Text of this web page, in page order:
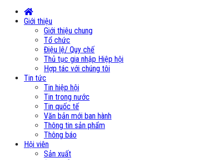
Giới thiệu
Giới thiệu chung
Tổ chức
Điệu lệ/ Quy chế
Thủ tục gia nhập Hiệp hội
Hợp tác với chúng tôi
Tin tức
Tin hiệp hội
Tin trong nước
Tin quốc tế
Văn bản mới ban hành
Thông tin sản phẩm
Thông báo
Hội viên
Sản xuất